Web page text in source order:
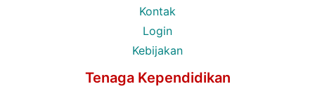
Kontak
Login
Kebijakan
Tenaga Kependidikan